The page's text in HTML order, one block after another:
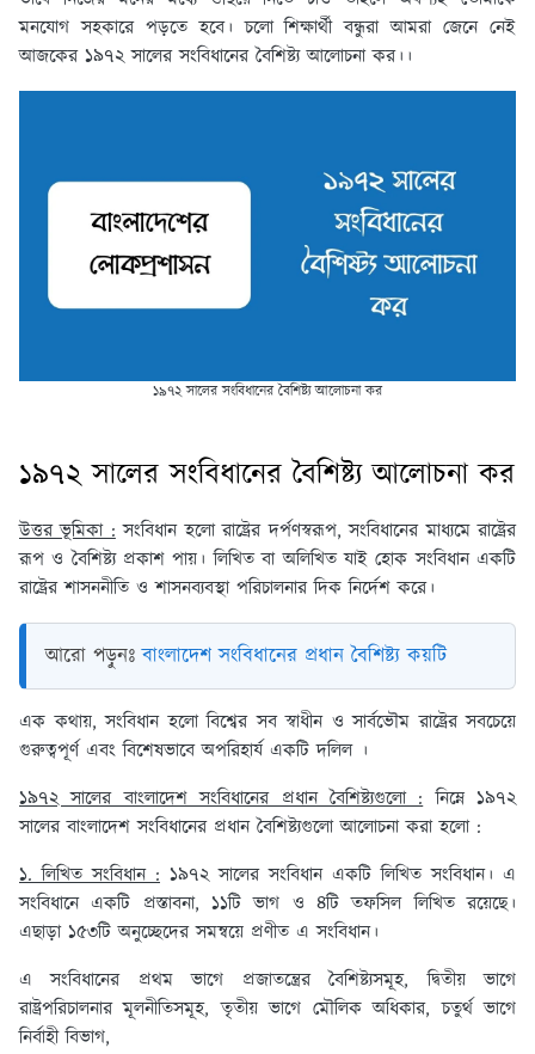
মনযোগ সহকারে পড়তে হবে। চলো শিক্ষার্থী বন্ধুরা আমরা জেনে নেই
আজকের ১৯৭২ সালের সংবিধানের বৈশিষ্ট্য আলোচনা কর।।
১৯৭২ সালের সংবিধানের বৈশিষ্ট্য আলোচনা কর
১৯৭২ সালের সংবিধানের বৈশিষ্ট্য আলোচনা কর
উত্তর ভূমিকা :সংবিধান হলো রাষ্ট্রের দর্পণস্বরূপ, সংবিধানের মাধ্যমে রাষ্ট্রের
রূপ ও বৈশিষ্ট্য প্রকাশ পায়। লিখিত বা অলিখিত যাই হোক সংবিধান একটি
রাষ্ট্রের শাসননীতি ও শাসনব্যবস্থা পরিচালনার দিক নির্দেশ করে।
আরো পড়ুনঃবাংলাদেশ সংবিধানের প্রধান বৈশিষ্ট্য কয়টি
এক কথায়, সংবিধান হলো বিশ্বের সব স্বাধীন ও সার্বভৌম রাষ্ট্রের সবচেয়ে
গুরুত্বপূর্ণ এবং বিশেষভাবে অপরিহার্য একটি দলিল ।
১৯৭২ সালের বাংলাদেশ সংবিধানের প্রধান বৈশিষ্ট্যগুলো :নিম্নে ১৯৭২
সালের বাংলাদেশ সংবিধানের প্রধান বৈশিষ্ট্যগুলো আলোচনা করা হলো :
১. লিখিত সংবিধান : ১৯৭২ সালের সংবিধান একটি লিখিত সংবিধান। এ
সংবিধানে একটি প্রস্তাবনা, ১১টি ভাগ ও ৪টি তফসিল লিখিত রয়েছে।
এছাড়া ১৫৩টি অনুচ্ছেদের সমন্বয়ে প্রণীত এ সংবিধান।
এ সংবিধানের প্রথম ভাগে প্রজাতন্ত্রের বৈশিষ্ট্যসমূহ, দ্বিতীয় ভাগে
রাষ্ট্রপরিচালনার মূলনীতিসমূহ, তৃতীয় ভাগে মৌলিক অধিকার, চতুর্থ ভাগে
নির্বাহী বিভাগ,